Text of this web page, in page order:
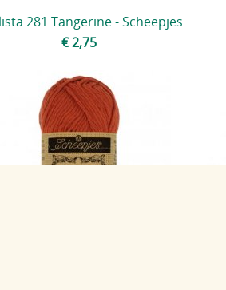
281 Tangerine - Scheepjes
€ 2,75